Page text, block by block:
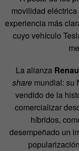
movilidad
experiencia más
cuyo vehículo
La alianza
share mundial: su
vendido de la
comercializar
híbridos,
desempeñado un